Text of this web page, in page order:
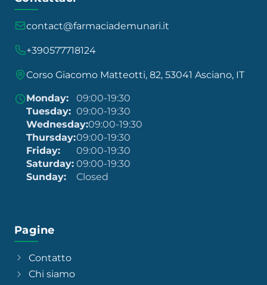
contact@farmaciademunari.it
+390577718124
Corso Giacomo Matteotti, 82, 53041 Asciano, IT
Monday:
09:00-19:30
Tuesday: 09:00-19:30
Wednesday:09:00-19:30
Thursday:09:00-19:30
Friday:
09:00-19:30
Saturday: 09:00-19:30
Sunday:
Closed
Pagine
Contatto
Chi siamo